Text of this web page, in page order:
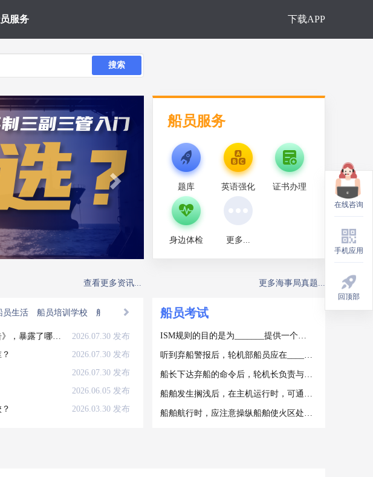
服务 下载APP
搜索
船员服务
题库 英语强化 证书办理
身边体检 更多...
查看更多资讯... 更多海事局真题...
员生活 船员培训学校 船员知识 船员考试题库 海事政策规则
2026年最新发布的《中国船员发展报告》，暴露了哪些信息量？ 2026.07.30 发布
2026.07.30 发布
2026.07.30 发布
2026.06.05 发布
2026.03.30 发布
船员考试
ISM规则的目的是为_______提供一个国际标准。①船舶营运安全；②船舶防止污染管理；③船舶营运成本管理；④船员管理
听到弃船警报后，轮机部船员应在_______分钟内穿好救生衣到达集合地点。
船长下达弃船的命令后，轮机长负责与_______保持联系，及时掌握船舶的具体情况，确保轮机部人员安全撤离。
船舶发生搁浅后，在主机运行时，可通过_______方法，对轴系进行检查。①检查中间轴承和尾轴的温度，是否有跳动，声音是否正常；②检查中间轴承地脚螺栓情况；③检查主机臂距差
船舶航行时，应注意操纵船舶使火区处于_______方向。
在线咨询
手机应用
回顶部